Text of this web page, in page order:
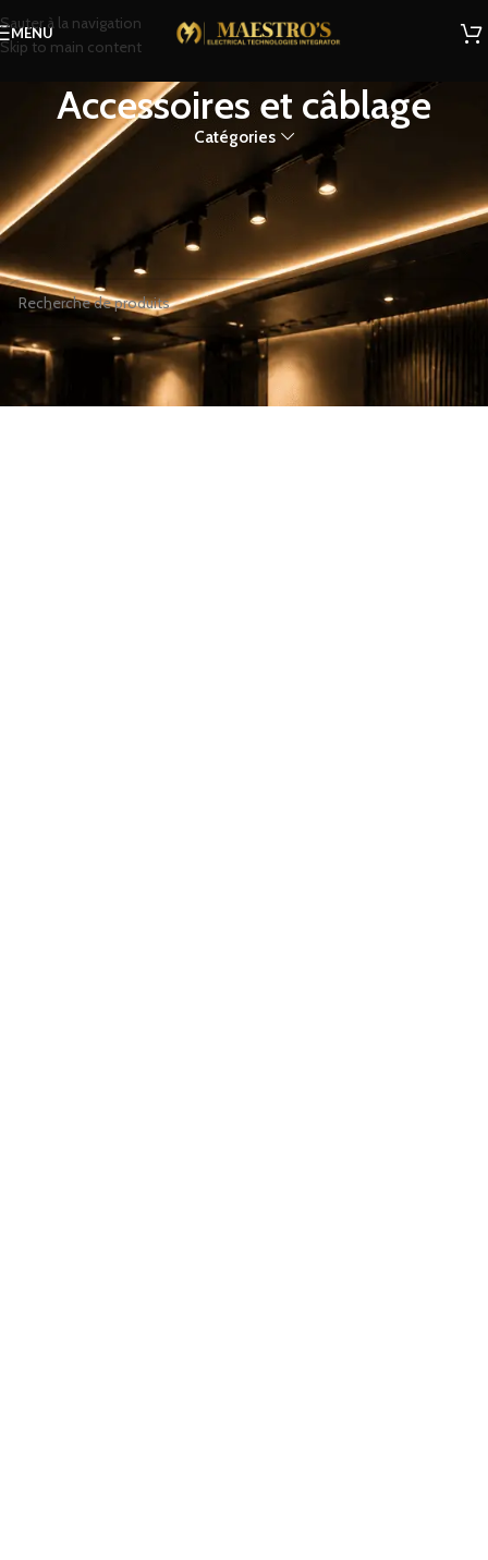
Sauter à la navigation
Skip to main content
MENU
Accessoires et câblage
Catégories
Accessoires et câblage
Accueil Boutique Éclairage DMX Accessoires et câblage
Aucun produit ne correspond à votre sélection.